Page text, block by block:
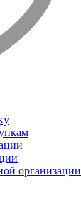
организации